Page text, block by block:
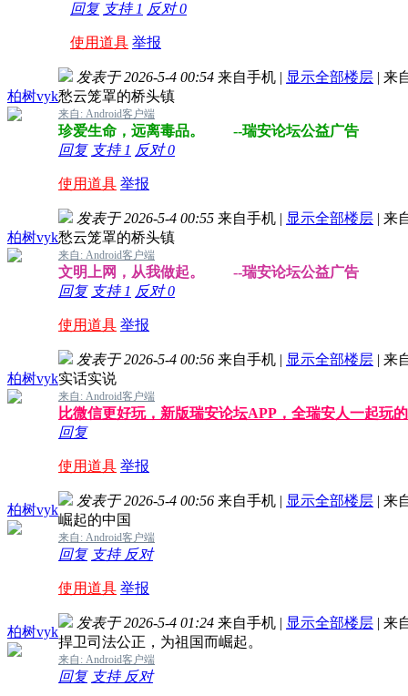
回复 支持 1 反对0
使用道具 举报
柏树vyk
发表于 2026-5-4 00:54 来自手机 | 显示全部楼层 | 来
愁云笼罩的桥头镇
来自: Android客户端
珍爱生命，远离毒品。 --瑞安论坛公益广告
回复 支持 1 反对0
使用道具 举报
柏树vyk
发表于 2026-5-4 00:55 来自手机 | 显示全部楼层 | 来
愁云笼罩的桥头镇
来自: Android客户端
文明上网，从我做起。 --瑞安论坛公益广告
回复 支持 1 反对0
使用道具 举报
柏树vyk
发表于 2026-5-4 00:56 来自手机 | 显示全部楼层 | 来
实话实说
来自: Android客户端
比微信更好玩，新版瑞安论坛APP，全瑞安人一起玩
回复
使用道具 举报
柏树vyk
发表于 2026-5-4 00:56 来自手机 | 显示全部楼层 | 来
崛起的中国
来自: Android客户端
回复 支持 反对
使用道具 举报
柏树vyk
发表于 2026-5-4 01:24 来自手机 | 显示全部楼层 | 来
捍卫司法公正，为祖国而崛起。
来自: Android客户端
回复 支持 反对